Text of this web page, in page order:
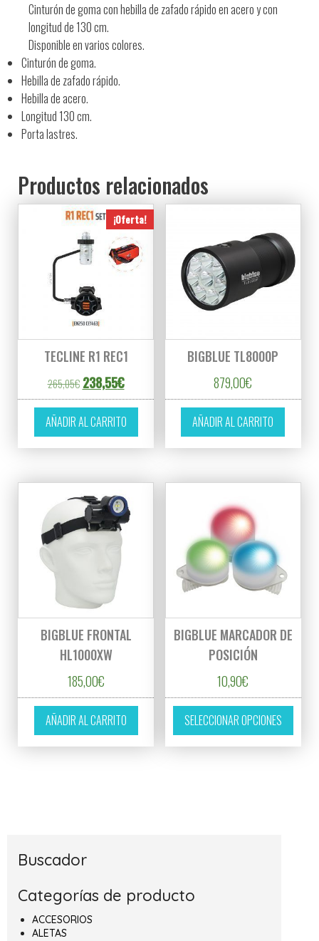
Cinturón de goma con hebilla de zafado rápido en acero y con
longitud de 130 cm.
Disponible en varios colores.
Cinturón de goma.
Hebilla de zafado rápido.
Hebilla de acero.
Longitud 130 cm.
Porta lastres.
Productos relacionados
¡Oferta!
TECLINE R1 REC1
265,05€ El precio original era: 265,05€.
238,55€El precio actual es: 238,55€.
AÑADIR AL CARRITO
BIGBLUE TL8000P
879,00€
AÑADIR AL CARRITO
BIGBLUE FRONTAL
HL1000XW
185,00€
AÑADIR AL CARRITO
BIGBLUE MARCADOR DE
POSICIÓN
10,90€
SELECCIONAR OPCIONES
Este
Buscador
Categorías de producto
ACCESORIOS
ALETAS